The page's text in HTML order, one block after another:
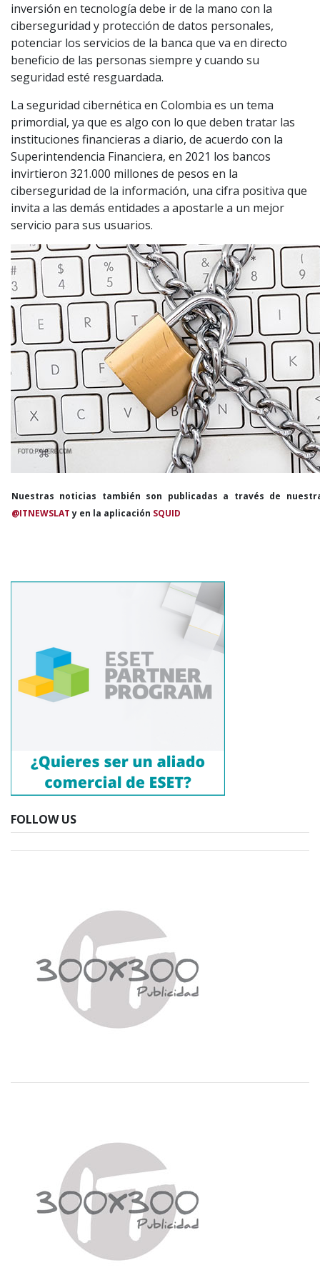
inversión en tecnología debe ir de la mano con la
ciberseguridad y protección de datos personales,
potenciar los servicios de la banca que va en directo
beneficio de las personas siempre y cuando su
seguridad esté resguardada.
La seguridad cibernética en Colombia es un tema
primordial, ya que es algo con lo que deben tratar las
instituciones financieras a diario, de acuerdo con la
Superintendencia Financiera, en 2021 los bancos
invirtieron 321.000 millones de pesos en la
ciberseguridad de la información, una cifra positiva que
invita a las demás entidades a apostarle a un mejor
servicio para sus usuarios.
Nuestras noticias también son publicadas a través de
@ITNEWSLATy en la aplicación SQUID
FOLLOW US